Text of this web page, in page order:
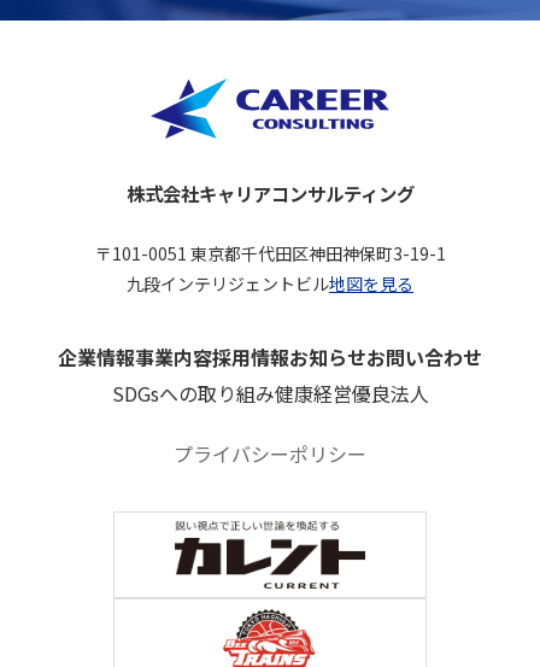
株式会社キャリアコンサルティング
〒101-0051 東京都千代田区神田神保町3-19-1
九段インテリジェントビル地図を見る
企業情報事業内容採用情報お知らせお問い合わせ
SDGsへの取り組み健康経営優良法人
プライバシーポリシー